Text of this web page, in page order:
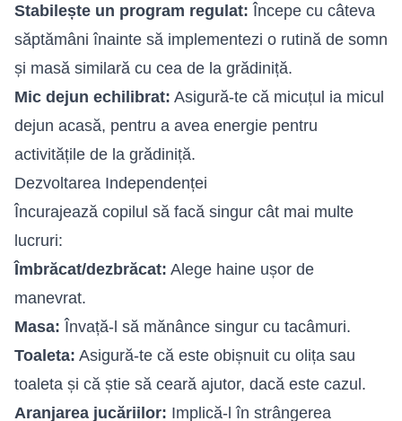
Stabilește un program regulat: Începe cu câteva
săptămâni înainte să implementezi o rutină de somn
și masă similară cu cea de la grădiniță.
Mic dejun echilibrat: Asigură-te că micuțul ia micul
dejun acasă, pentru a avea energie pentru
activitățile de la grădiniță.
Dezvoltarea Independenței
Încurajează copilul să facă singur cât mai multe
lucruri:
Îmbrăcat/dezbrăcat: Alege haine ușor de
manevrat.
Masa: Învață-l să mănânce singur cu tacâmuri.
Toaleta: Asigură-te că este obișnuit cu olița sau
toaleta și că știe să ceară ajutor, dacă este cazul.
Aranjarea jucăriilor: Implică-l în strângerea